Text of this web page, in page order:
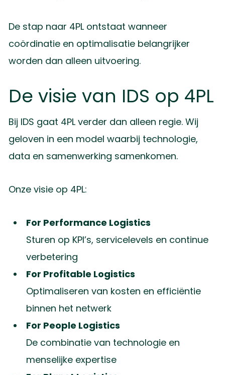
De stap naar 4PL ontstaat wanneer
coördinatie en optimalisatie belangrijker
worden dan alleen uitvoering.
De visie van IDS op 4PL
Bij IDS gaat 4PL verder dan alleen regie. Wij
geloven in een model waarbij technologie,
data en samenwerking samenkomen.
Onze visie op 4PL:
For Performance Logistics
Sturen op KPI’s, servicelevels en continue
verbetering
For Profitable Logistics
Optimaliseren van kosten en efficiëntie
binnen het netwerk
For People Logistics
De combinatie van technologie en
menselijke expertise